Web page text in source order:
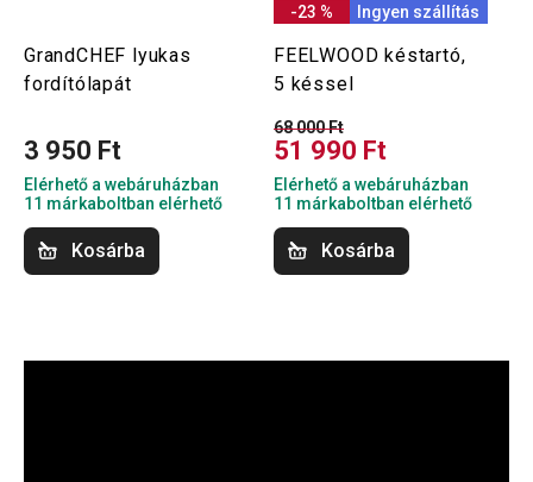
GrandCHEF lyukas
fordítólapát
3 950 Ft
Elérhető a webáruházban
11 márkaboltban elérhető
Kosárba
-23 % Ingyen szállítás
FEELWOOD késtartó,
5 késsel
68 000 Ft
51 990 Ft
Elérhető a webáruházban
11 márkaboltban elérhető
Kosárba